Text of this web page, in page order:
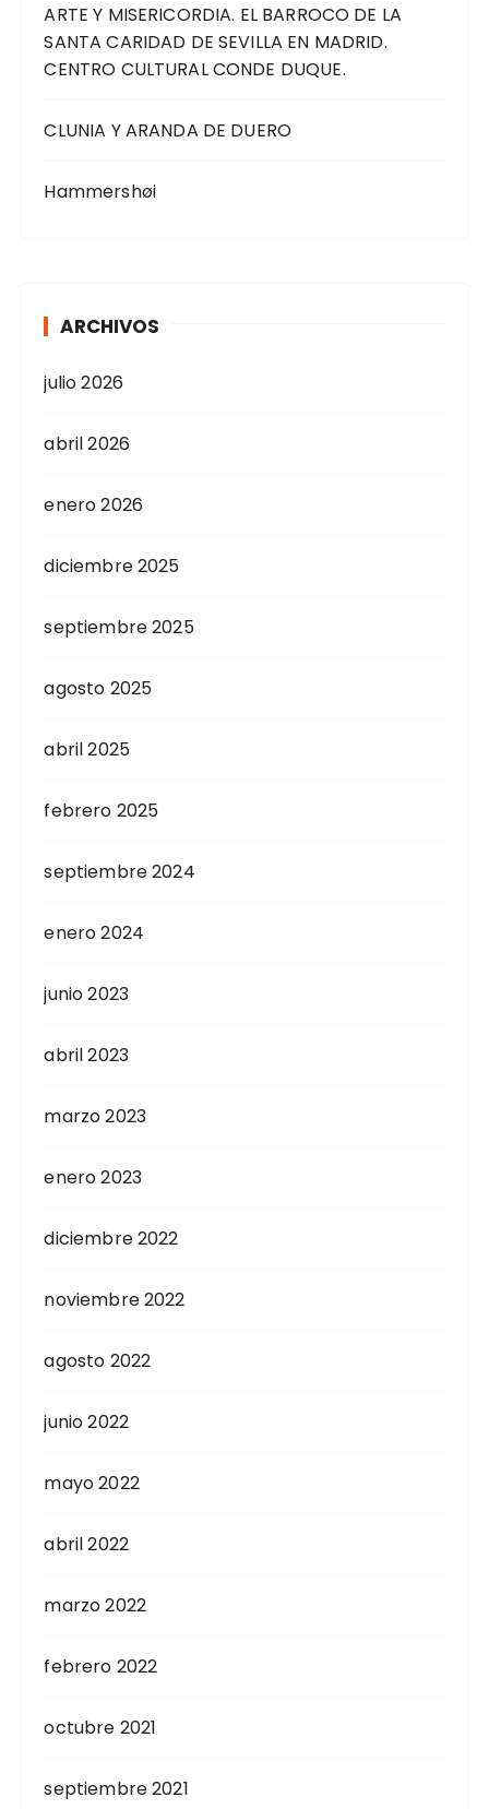
ARTE Y MISERICORDIA. EL BARROCO DE LA
SANTA CARIDAD DE SEVILLA EN MADRID.
CENTRO CULTURAL CONDE DUQUE.
CLUNIA Y ARANDA DE DUERO
Hammershøi
ARCHIVOS
julio 2026
abril 2026
enero 2026
diciembre 2025
septiembre 2025
agosto 2025
abril 2025
febrero 2025
septiembre 2024
enero 2024
junio 2023
abril 2023
marzo 2023
enero 2023
diciembre 2022
noviembre 2022
agosto 2022
junio 2022
mayo 2022
abril 2022
marzo 2022
febrero 2022
octubre 2021
septiembre 2021